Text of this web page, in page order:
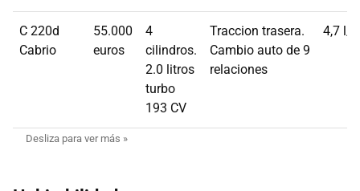
C 220d
Cabrio
55.000
euros
4
cilindros.
2.0 litros
turbo
193 CV
Traccion trasera.
Cambio auto de 9
relaciones
4,7 l/